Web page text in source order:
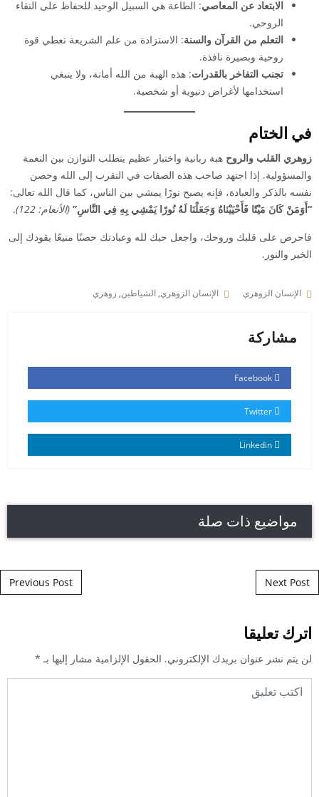
الابتعاد عن المعاصي: الطاعة هي السبيل الوحيد للحفاظ على النقاء
الروحي.
التعلم من القرآن والسنة: الاستزادة من علم الشريعة تعطي قوة
روحية وبصيرة نافذة.
تجنب التفاخر بالقدرات: هذه الهبة من الله أمانة، ولا ينبغي
استخدامها لأغراض دنيوية أو شخصية.
في الختام
زوهري القلب والروح هبة ربانية واختبار عظيم يتطلب التوازن بين النعمة
والمسؤولية. إذا اجتهد صاحب هذه الصفات في التقرب إلى الله وحصن
نفسه بالذكر والعبادة، فإنه يصبح نورًا يمشي بين الناس، كما قال الله تعالى:
“أَوَمَنْ كَانَ مَيْتًا فَأَحْيَيْنَاهُ وَجَعَلْنَا لَهُ نُورًا يَمْشِي بِهِ فِي النَّاسِ” (الأنعام: 122) .
فاحرص على قلبك وروحك، واجعل حبك لله وعبادتك حصنًا منيعًا يقودك إلى
الخير والنور.
الإنسان الزوهري الإنسان الزوهري, الشياطين, زوهري
مشاركة
مواضيع ذات صلة
Post navigation
Previous Post Next Post
اترك تعليقا
لن يتم نشر عنوان بريدك الإلكتروني. الحقول الإلزامية مشار إليها بـ *